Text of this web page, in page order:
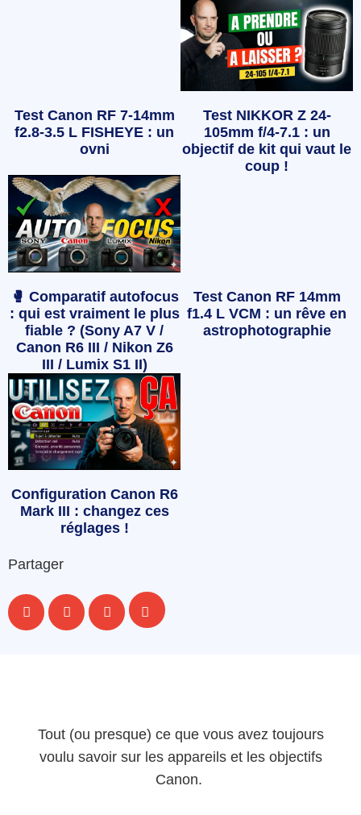
Test Canon RF 7-14mm
f2.8-3.5 L FISHEYE : un
ovni
Test NIKKOR Z 24-
105mm f/4-7.1 : un
objectif de kit qui vaut le
coup !
🥊 Comparatif autofocus
: qui est vraiment le plus
fiable ? (Sony A7 V /
Canon R6 III / Nikon Z6
III / Lumix S1 II)
Test Canon RF 14mm
f1.4 L VCM : un rêve en
astrophotographie
Configuration Canon R6
Mark III : changez ces
réglages !
Partager
Tout (ou presque) ce que vous avez toujours
voulu savoir sur les appareils et les objectifs
Canon.